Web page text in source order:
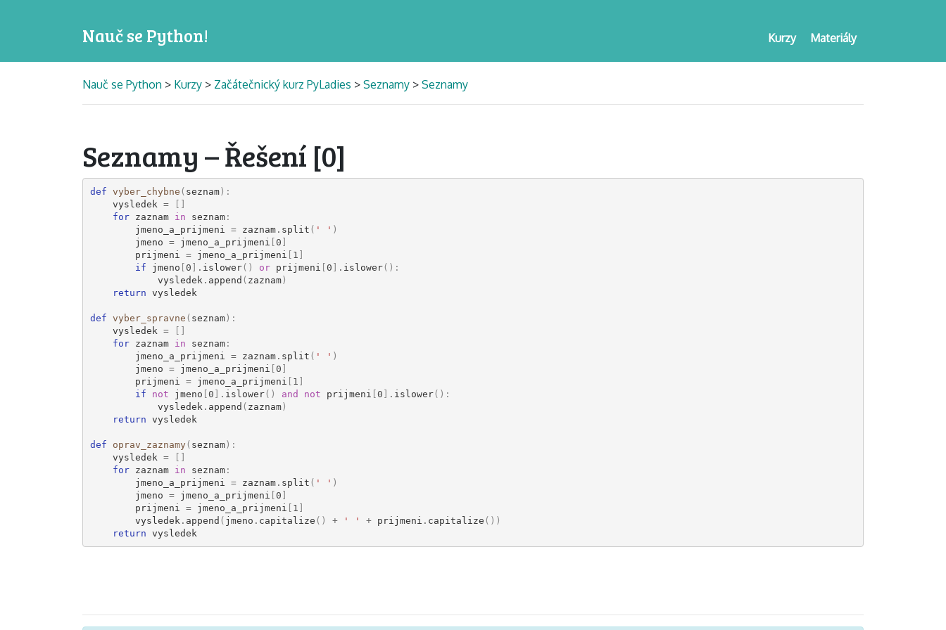
Nauč se Python! Materiály
Kurzy
Nauč se Python > Kurzy > Začátečnický kurz PyLadies > Seznamy > Seznamy
Seznamy – Řešení [0]
def vyber_chybne ( seznam):
vysledek =
[]
for
zaznam in seznam:
jmeno_a_prijmeni
= zaznam. split ( ' ' )
jmeno = jmeno_a_prijmeni [0 ]
prijmeni
= jmeno_a_prijmeni [ 1 ]
if
jmeno [0 ] . islower() or prijmeni [0 ] . islower():
vysledek . append ( zaznam)
return vysledek
def vyber_spravne ( seznam):
vysledek =
[]
for
zaznam in seznam:
jmeno_a_prijmeni
= zaznam. split ( ' ' )
jmeno = jmeno_a_prijmeni [0 ]
prijmeni
= jmeno_a_prijmeni [ 1 ]
if
not jmeno [0 ] . islower() and not prijmeni [0 ] . islower():
vysledek . append ( zaznam)
return vysledek
def oprav_zaznamy ( seznam):
vysledek =
[]
for
zaznam in seznam:
jmeno_a_prijmeni
= zaznam. split ( ' ' )
jmeno = jmeno_a_prijmeni [0 ]
prijmeni
= jmeno_a_prijmeni [ 1 ]
vysledek . append ( jmeno . capitalize () + ' ' + prijmeni . capitalize ())
return vysledek